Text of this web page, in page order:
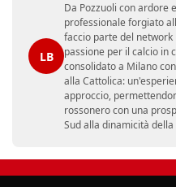
LB
Da Pozzuoli con ardore
professionale forgiato
faccio parte del
passione per il calcio in
consolidato a Milano
alla Cattolica:
approccio,
rossonero con una
Sud alla dinamicità